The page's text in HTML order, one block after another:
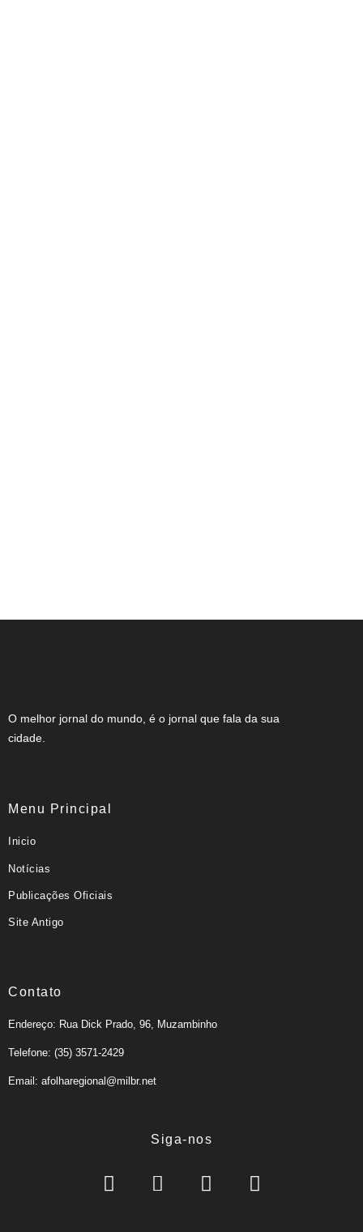
O melhor jornal do mundo, é o jornal que fala da sua
cidade.
Menu Principal
Inicio
Notícias
Publicações Oficiais
Site Antigo
Contato
Endereço: Rua Dick Prado, 96, Muzambinho
Telefone: (35) 3571-2429
Email: afolharegional@milbr.net
Siga-nos